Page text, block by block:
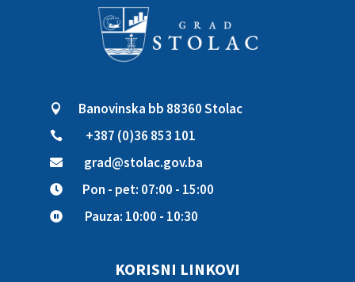
 Banovinska bb 88360 Stolac
 +387 (0)36 853 101
 grad@stolac.gov.ba
 Pon - pet: 07:00 - 15:00
 Pauza: 10:00 - 10:30
KORISNI LINKOVI